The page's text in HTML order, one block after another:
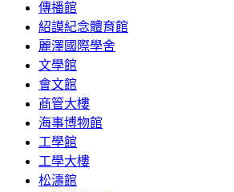
傳播館
紹謨紀念體育館
麗澤國際學舍
文學館
會文館
商管大樓
海事博物館
工學館
工學大樓
松濤館